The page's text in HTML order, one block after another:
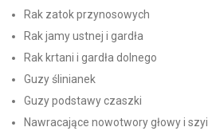
Rak zatok przynosowych
Rak jamy ustnej i gardła
Rak krtani i gardła dolnego
Guzy ślinianek
Guzy podstawy czaszki
Nawracające nowotwory głowy i szyi